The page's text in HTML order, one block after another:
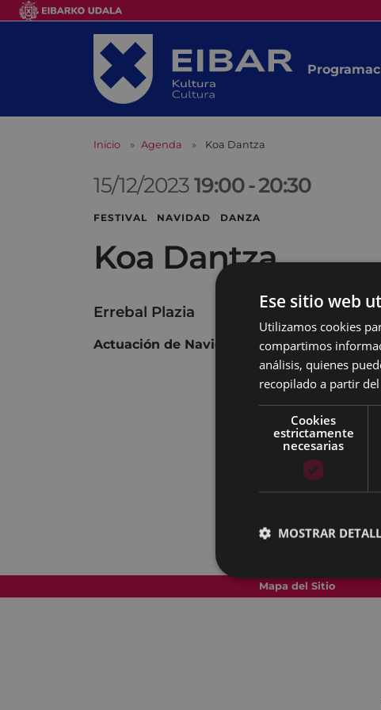
Inicio Agenda Koa Dantza
15/12/202319:00-20:30
FESTIVAL NAVIDAD DANZA
Koa Dantza
Errebal Plazia
Actuación de Navidad.
Mapa del Sitio
Ese sitio web
Utilizamos cookies
compartimos
análisis, quienes
recopilado a partir
Cookies
estrictamente
necesarias
MOSTRAR